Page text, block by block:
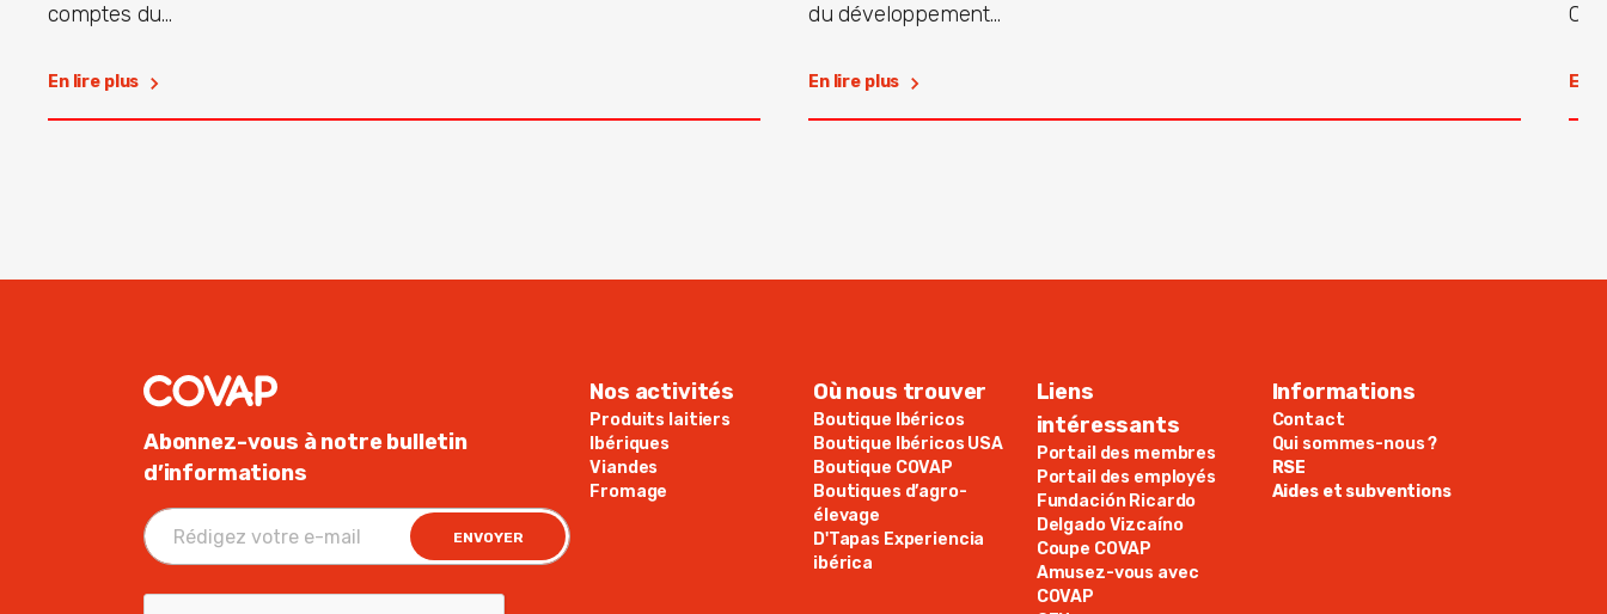
comptes du...
En lire plus
du développement...
En lire plus En
Abonnez-vous à notre bulletin
d’informations
ENVOYER
Nos activités
Produits laitiers
Ibériques
Viandes
Fromage
Où nous trouver
Boutique Ibéricos
Boutique Ibéricos USA
Boutique COVAP
Boutiques d’agro-
élevage
D'Tapas Experiencia
ibérica
Liens
intéressants
Portail des membres
Portail des employés
Fundación Ricardo
Delgado Vizcaíno
Coupe COVAP
Amusez-vous avec
COVAP
Informations
Contact
Qui sommes-nous ?
RSE
Aides et subventions